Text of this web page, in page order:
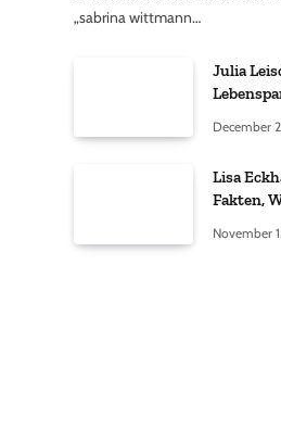
„sabrina wittmann…
Julia
December
Lisa
Fakten,
November